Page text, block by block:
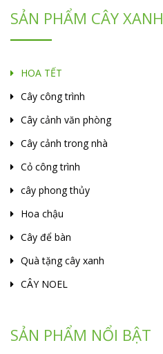
SẢN PHẨM CÂY XANH
HOA TẾT
Cây công trình
Cây cảnh văn phòng
Cây cảnh trong nhà
Cỏ công trình
cây phong thủy
Hoa chậu
Cây để bàn
Quà tặng cây xanh
CÂY NOEL
SẢN PHẨM NỔI BẬT